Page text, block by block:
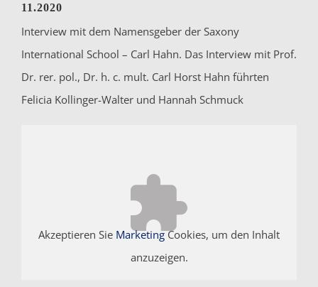
11.2020
Interview mit dem Namensgeber der Saxony
International School – Carl Hahn. Das Interview mit Prof.
Dr. rer. pol., Dr. h. c. mult. Carl Horst Hahn führten
Felicia Kollinger-Walter und Hannah Schmuck
Akzeptieren Sie MarketingCookies, um den Inhalt
anzuzeigen.